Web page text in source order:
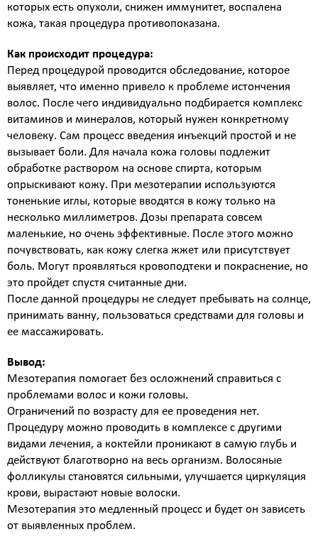
Диспорт - устранение мимических морщин
ботулотоксином типа А Dysport (Франция)
ботулотоксином типа А Миотокс
Гипергидроз - устранение повышенного
потоотделения препаратами Миотокс; Диспорт
плазмолифтинг - подкожное введение плазмы
обогащённой тромбоцитами
ВЕКТОРНЫЙ ЛИФТИНГ препаратом RADIESSE (
восполнение утраченных объёмов,векторный
лифтинг, коллагенностимуляция, моделирование
лица препаратом на основе гидроксиапатита
кальция « Radiesse » (Германия)
КОЛЛОГЕНОТЕРАПИЯ (стимулирует собственный
коллаген)
SMAS лифтинг оригинальным
аппаратом ULTHERA System
СМАС лифтинг в косметологии Esthetic Clinic на
оригинальном аппарате ULTHERA
ЛАЗЕРНАЯ КОСМЕТОЛОГИЯ
Лазерная эпиляция александритовым лазером
Лазерная эпиляция александритовым лазером
CANDELA GentleLase Pro U (США), прайс для
НИТИ APTOS
Нити APTOS - безоперационная подтяжка лица
УСТРАНЕНИЕ ЖИРОВЫХ ОТЛОЖЕНИЙ
Удаление жира липолитиками
которых есть опухоли, снижен иммунитет, воспалена
кожа, такая процедура противопоказана.
Как происходит процедура:
Перед процедурой проводится обследование, которое
выявляет, что именно привело к проблеме истончения
волос. После чего индивидуально подбирается комплекс
витаминов и минералов, который нужен конкретному
человеку. Сам процесс введения инъекций простой и не
вызывает боли. Для начала кожа головы подлежит
обработке раствором на основе спирта, которым
опрыскивают кожу. При мезотерапии используются
тоненькие иглы, которые вводятся в кожу только на
несколько миллиметров. Дозы препарата совсем
маленькие, но очень эффективные. После этого можно
почувствовать, как кожу слегка жжет или присутствует
боль. Могут проявляться кровоподтеки и покраснение, но
это пройдет спустя считанные дни.
После данной процедуры не следует пребывать на солнце,
принимать ванну, пользоваться средствами для головы и
ее массажировать.
Вывод:
Мезотерапия помогает без осложнений справиться с
проблемами волос и кожи головы.
Ограничений по возрасту для ее проведения нет.
Процедуру можно проводить в комплексе с другими
видами лечения, а коктейли проникают в самую глубь и
действуют благотворно на весь организм. Волосяные
фолликулы становятся сильными, улучшается циркуляция
крови, вырастают новые волоски.
Мезотерапия это медленный процесс и будет он зависеть
от выявленных проблем.